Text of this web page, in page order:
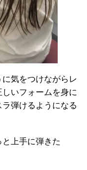
気をつけながらレ
いフォームを身に
弾けるようになる
上手に弾きた